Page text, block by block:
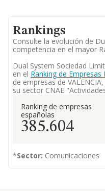
Rankings
Consulte la evolución de
competencia en el mayor
Dual System Sociedad
en el Ranking de Empresas
de empresas de
su sector CNAE
Ranking de empresas
españolas
385.604
*Sector: Comunicaciones